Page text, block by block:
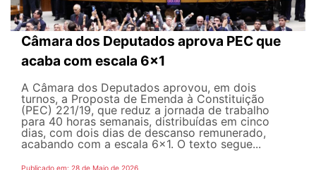
Câmara dos Deputados aprova PEC que
acaba com escala 6x1
A Câmara dos Deputados aprovou, em dois
turnos, a Proposta de Emenda à Constituição
(PEC) 221/19, que reduz a jornada de trabalho
para 40 horas semanais, distribuídas em cinco
dias, com dois dias de descanso remunerado,
acabando com a escala 6x1. O texto segue...
Publicado em: 28 de Maio de 2026